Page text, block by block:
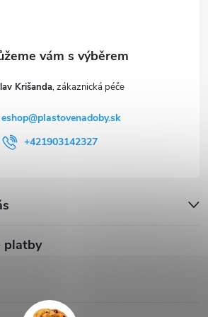
Krišanda
eshop@plastovenadoby.sk
+421903142327
platby